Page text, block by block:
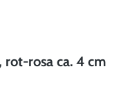
rot-rosa ca. 4 cm